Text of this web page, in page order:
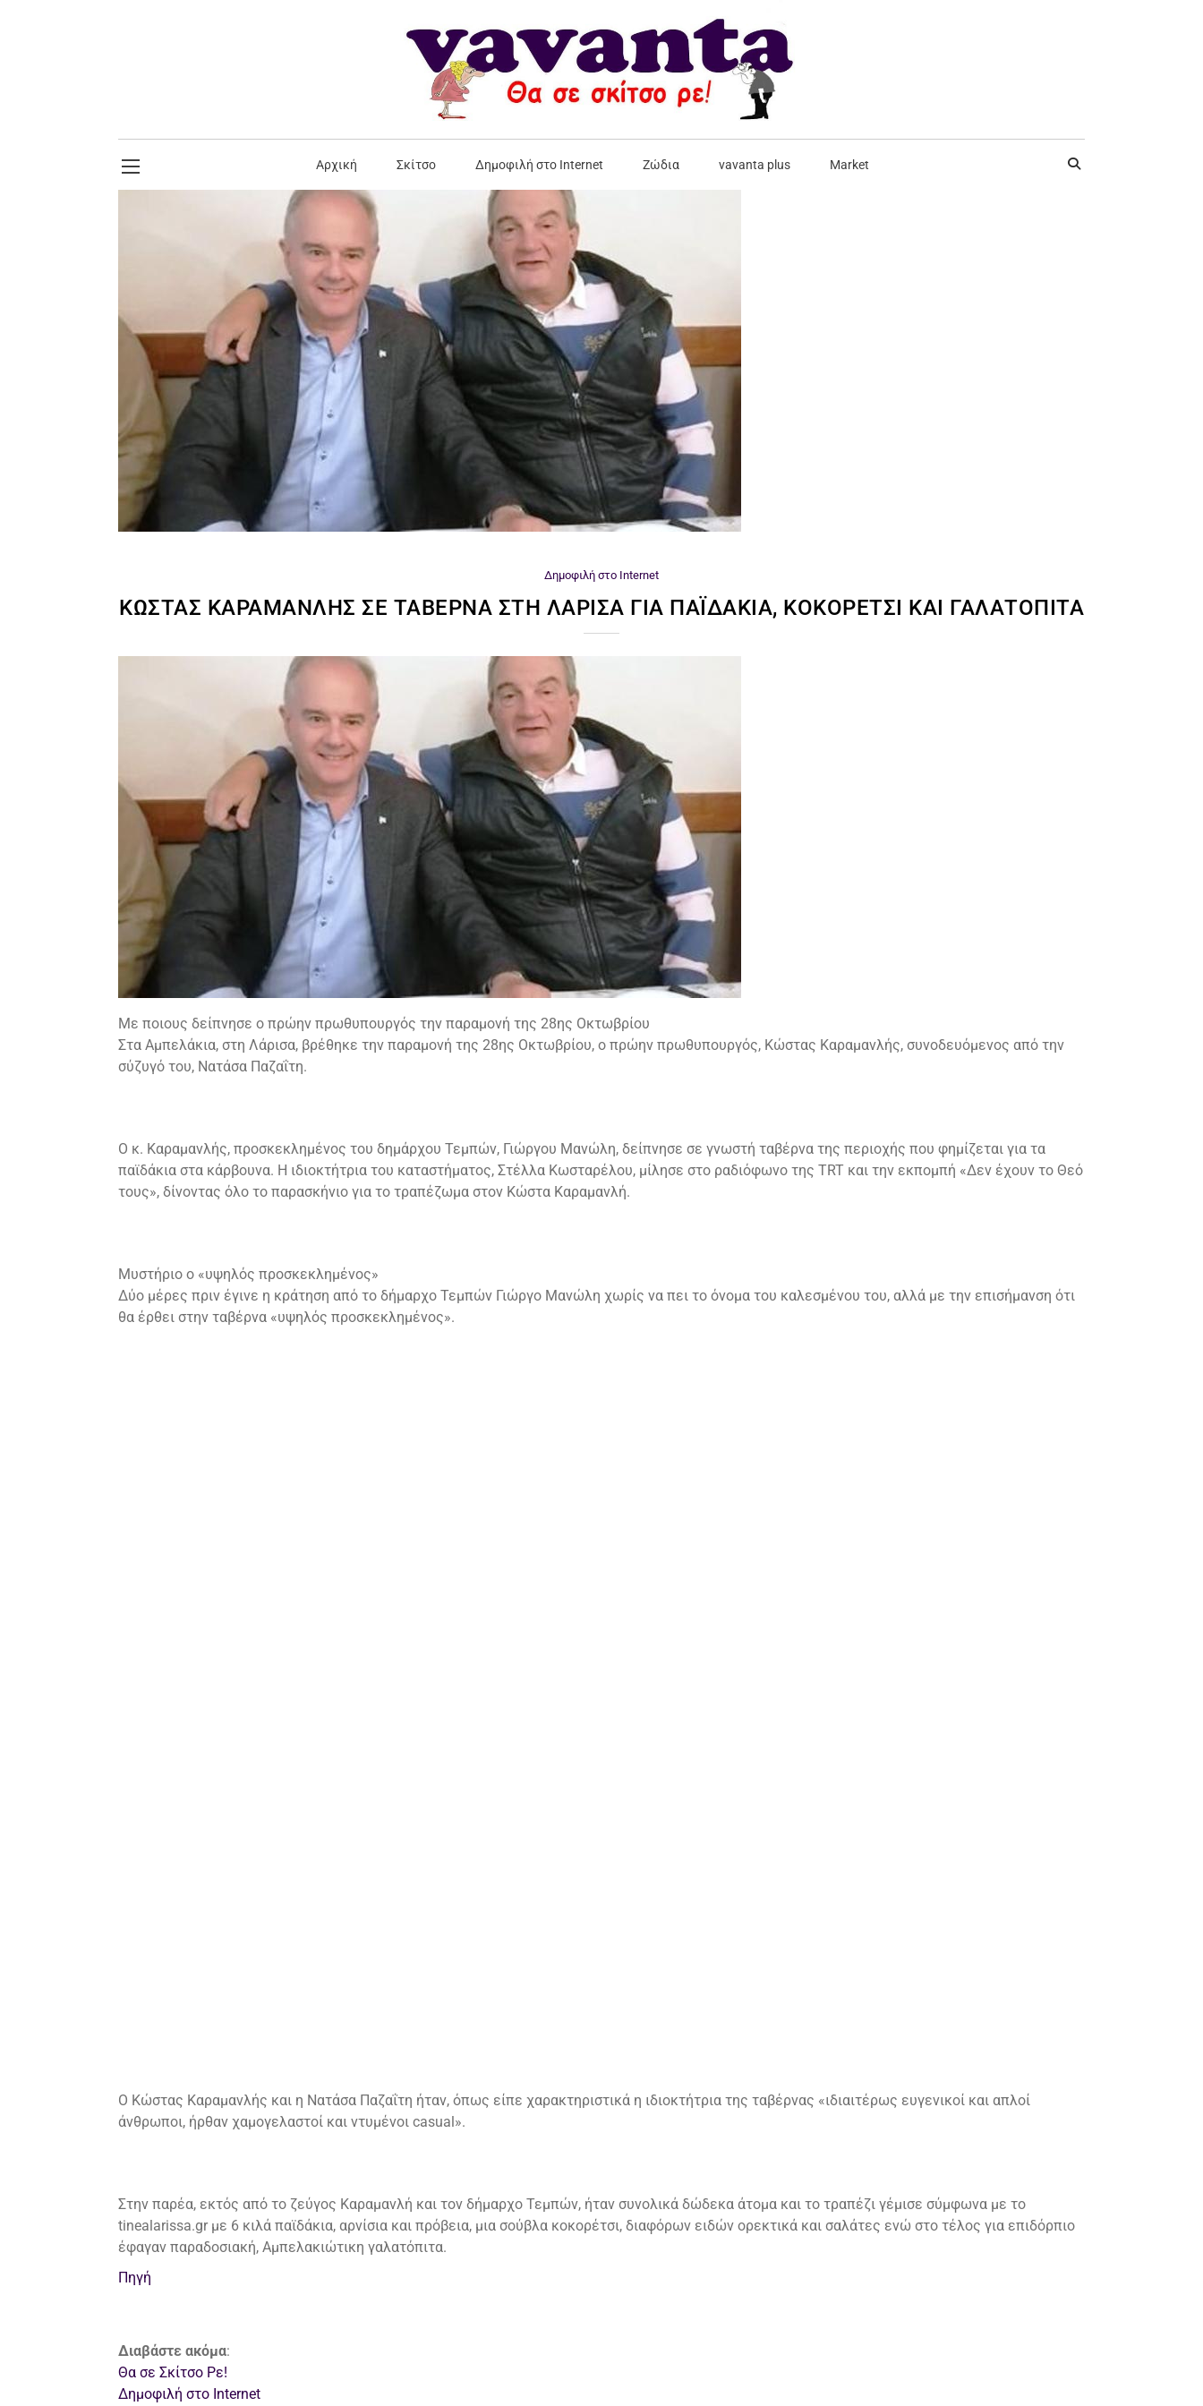
Αρχική Σκίτσο Δημοφιλή στο Internet Ζώδια vavanta plus Market
Δημοφιλή στο Internet
ΚΏΣΤΑΣ ΚΑΡΑΜΑΝΛΉΣ ΣΕ ΤΑΒΈΡΝΑ ΣΤΗ ΛΆΡΙΣΑ ΓΙΑ ΠΑΪΔΆΚΙΑ, ΚΟΚΟΡΈΤΣΙ ΚΑΙ ΓΑΛΑΤΌΠΙΤΑ
Με ποιους δείπνησε ο πρώην πρωθυπουργός την παραμονή της 28ης Οκτωβρίου
Στα Αμπελάκια, στη Λάρισα, βρέθηκε την παραμονή της 28ης Οκτωβρίου, ο πρώην πρωθυπουργός, Κώστας Καραμανλής, συνοδευόμενος από την
σύζυγό του, Νατάσα Παζαΐτη.
Ο κ. Καραμανλής, προσκεκλημένος του δημάρχου Τεμπών, Γιώργου Μανώλη, δείπνησε σε γνωστή ταβέρνα της περιοχής που φημίζεται για τα
παϊδάκια στα κάρβουνα. Η ιδιοκτήτρια του καταστήματος, Στέλλα Κωσταρέλου, μίλησε στο ραδιόφωνο της TRT και την εκπομπή «Δεν έχουν το Θεό
τους», δίνοντας όλο το παρασκήνιο για το τραπέζωμα στον Κώστα Καραμανλή.
Μυστήριο ο «υψηλός προσκεκλημένος»
Δύο μέρες πριν έγινε η κράτηση από το δήμαρχο Τεμπών Γιώργο Μανώλη χωρίς να πει το όνομα του καλεσμένου του, αλλά με την επισήμανση ότι
θα έρθει στην ταβέρνα «υψηλός προσκεκλημένος».
Ο Κώστας Καραμανλής και η Νατάσα Παζαΐτη ήταν, όπως είπε χαρακτηριστικά η ιδιοκτήτρια της ταβέρνας «ιδιαιτέρως ευγενικοί και απλοί
άνθρωποι, ήρθαν χαμογελαστοί και ντυμένοι casual».
Στην παρέα, εκτός από το ζεύγος Καραμανλή και τον δήμαρχο Τεμπών, ήταν συνολικά δώδεκα άτομα και το τραπέζι γέμισε σύμφωνα με το
tinealarissa.gr με 6 κιλά παϊδάκια, αρνίσια και πρόβεια, μια σούβλα κοκορέτσι, διαφόρων ειδών ορεκτικά και σαλάτες ενώ στο τέλος για επιδόρπιο
έφαγαν παραδοσιακή, Αμπελακιώτικη γαλατόπιτα.
Πηγή
Διαβάστε ακόμα:
Θα σε Σκίτσο Ρε!
Δημοφιλή στο Internet